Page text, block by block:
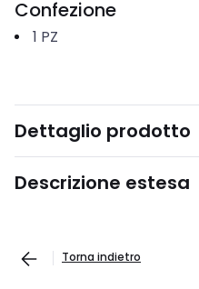
Confezione
1 PZ
Dettaglio prodotto
Descrizione estesa
Torna indietro